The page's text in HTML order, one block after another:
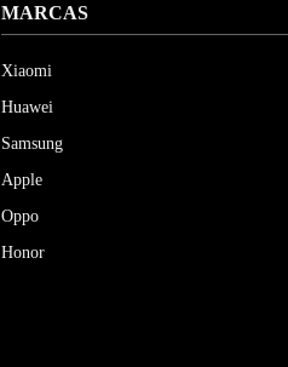
MARCAS
Xiaomi
Huawei
Samsung
Apple
Oppo
Honor